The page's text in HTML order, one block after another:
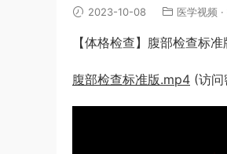
2023-10-08 医学视频 ·
【体格检查】腹部检查标
腹部检查标准版.mp4 (访问